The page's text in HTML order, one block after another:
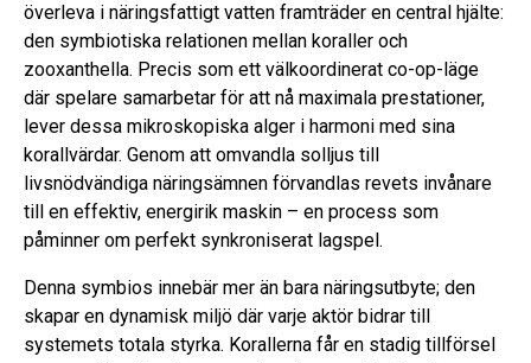
överleva i näringsfattigt vatten framträder en central hjälte:
den symbiotiska relationen mellan koraller och
zooxanthella. Precis som ett välkoordinerat co-op-läge
där spelare samarbetar för att nå maximala prestationer,
lever dessa mikroskopiska alger i harmoni med sina
korallvärdar. Genom att omvandla solljus till
livsnödvändiga näringsämnen förvandlas revets invånare
till en effektiv, energirik maskin – en process som
påminner om perfekt synkroniserat lagspel.
Denna symbios innebär mer än bara näringsutbyte; den
skapar en dynamisk miljö där varje aktör bidrar till
systemets totala styrka. Korallerna får en stadig tillförsel